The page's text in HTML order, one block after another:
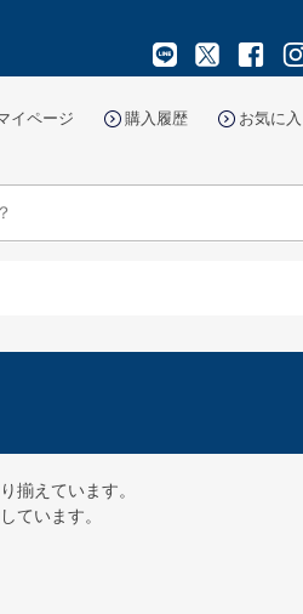
イページ 購入履歴 お気に
揃えています。
ています。